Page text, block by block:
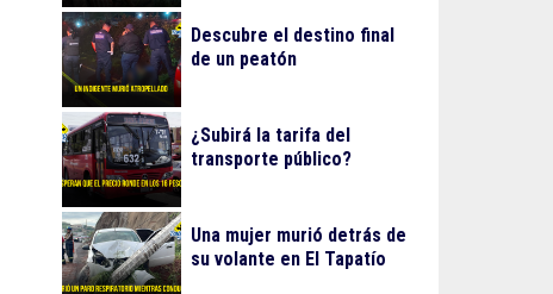
Descubre el destino final
de un peatón
¿Subirá la tarifa del
transporte público?
Una mujer murió detrás de
su volante en El Tapatío